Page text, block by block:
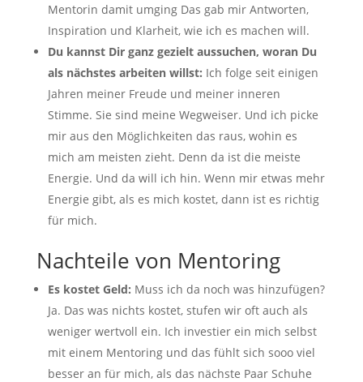
Mentorin damit umging Das gab mir Antworten,
Inspiration und Klarheit, wie ich es machen will.
Du kannst Dir ganz gezielt aussuchen, woran Du
als nächstes arbeiten willst: Ich folge seit einigen
Jahren meiner Freude und meiner inneren
Stimme. Sie sind meine Wegweiser. Und ich picke
mir aus den Möglichkeiten das raus, wohin es
mich am meisten zieht. Denn da ist die meiste
Energie. Und da will ich hin. Wenn mir etwas mehr
Energie gibt, als es mich kostet, dann ist es richtig
für mich.
Nachteile von Mentoring
Es kostet Geld: Muss ich da noch was hinzufügen?
Ja. Das was nichts kostet, stufen wir oft auch als
weniger wertvoll ein. Ich investier ein mich selbst
mit einem Mentoring und das fühlt sich sooo viel
besser an für mich, als das nächste Paar Schuhe